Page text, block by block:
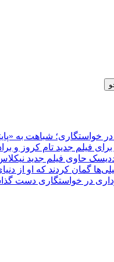
شباهت به «پایتخت7» و چرخش بر مدار
گمان کردند که او از
دست گذاشته دقیقا مثل